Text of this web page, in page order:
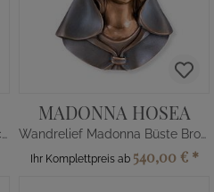
Bronze Sonnenrelief als Grabschmuck
MADONNA HOSEA
Wandrelief Madonna Büste Bronze
Ihr Komplettpreis ab 540,00 € *